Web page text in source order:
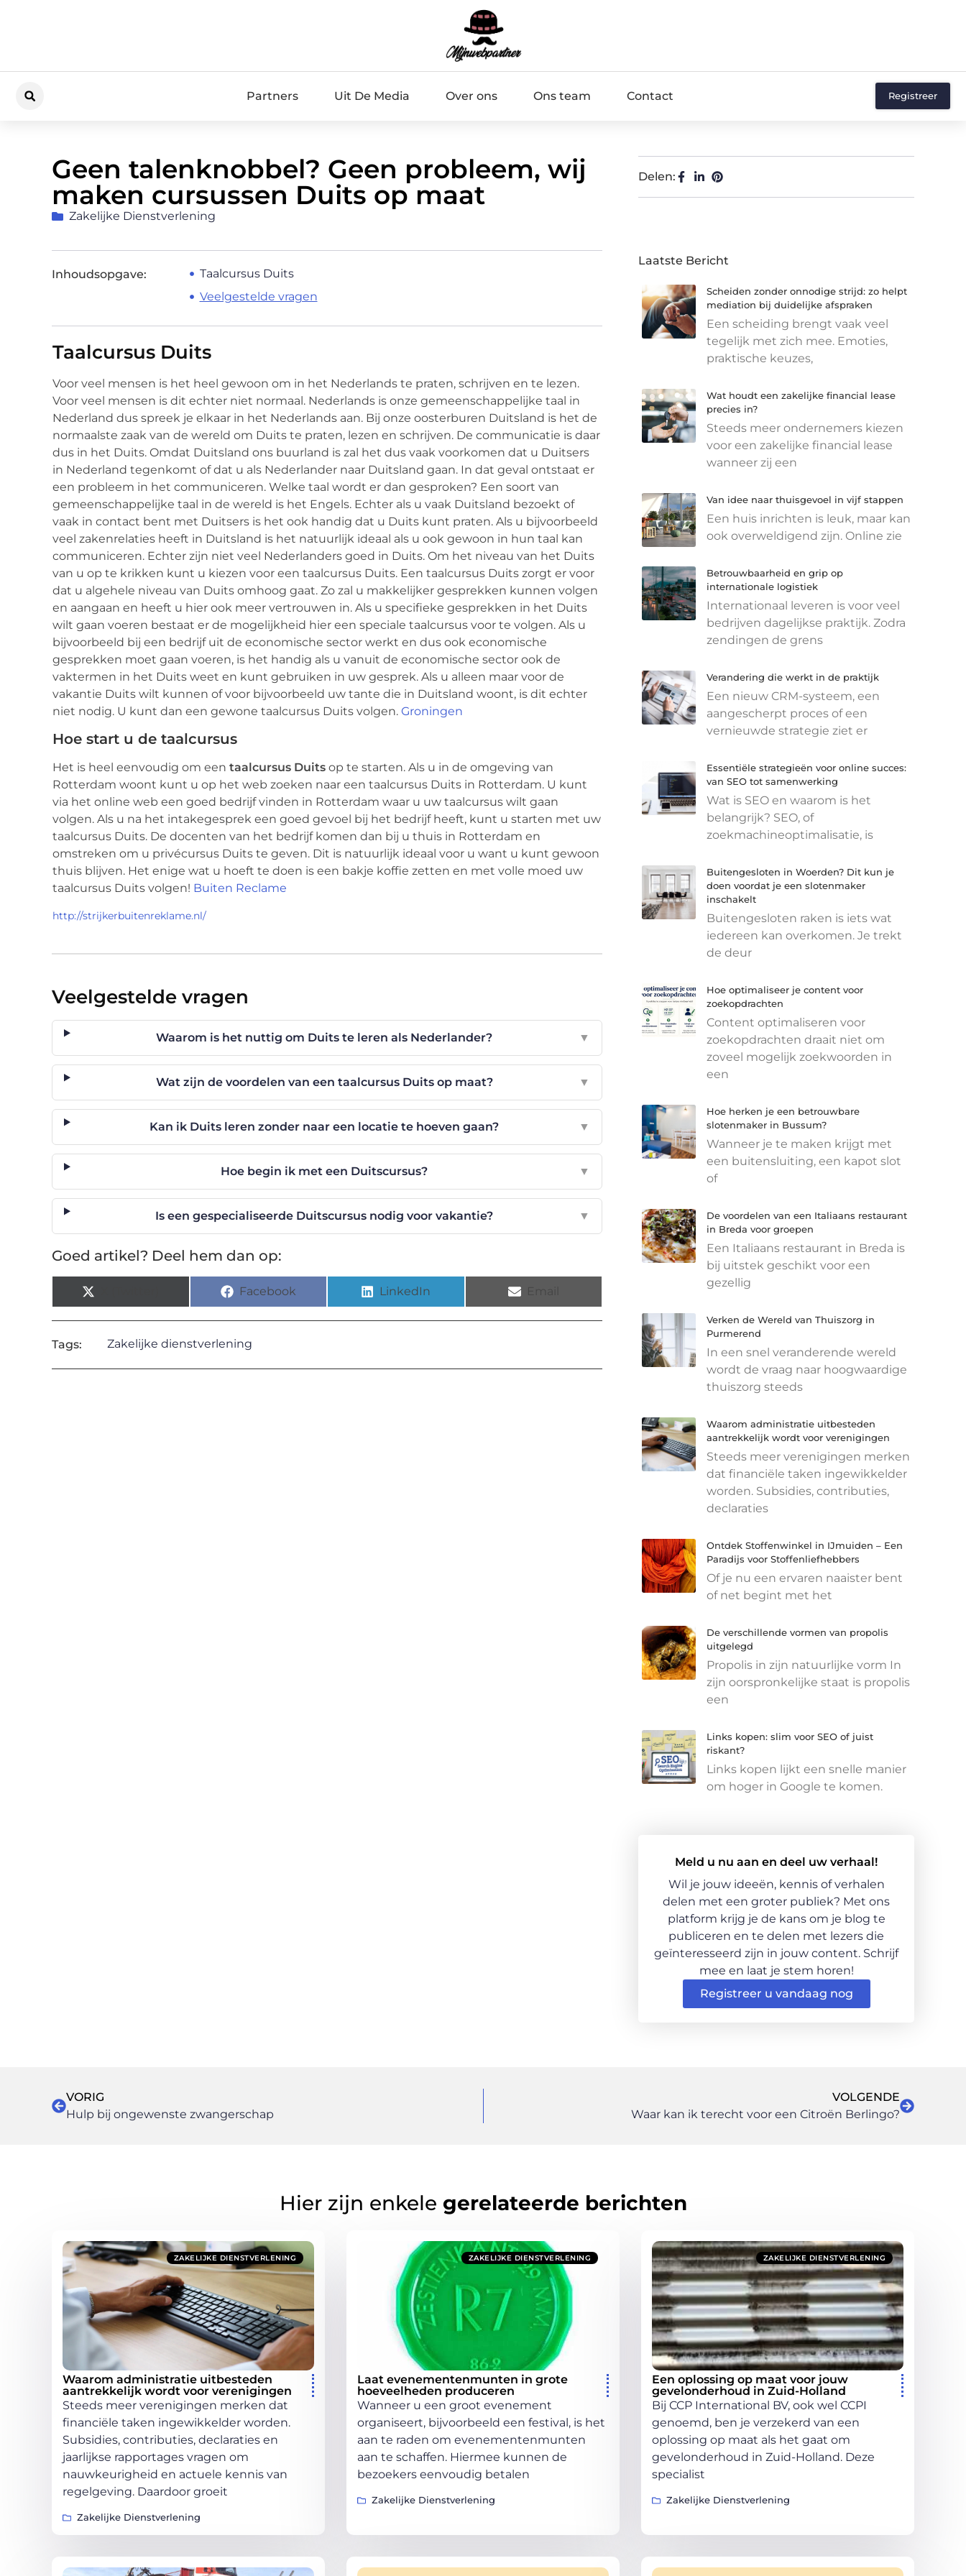
Partners Uit De Media Over ons Ons team Contact Registreer
Geen talenknobbel? Geen probleem, wij
maken cursussen Duits op maat
Zakelijke Dienstverlening
Inhoudsopgave:
Taalcursus Duits
Veelgestelde vragen
Taalcursus Duits
Voor veel mensen is het heel gewoon om in het Nederlands te praten, schrijven en te lezen.
Voor veel mensen is dit echter niet normaal. Nederlands is onze gemeenschappelijke taal in
Nederland dus spreek je elkaar in het Nederlands aan. Bij onze oosterburen Duitsland is het de
normaalste zaak van de wereld om Duits te praten, lezen en schrijven. De communicatie is daar
dus in het Duits. Omdat Duitsland ons buurland is zal het dus vaak voorkomen dat u Duitsers
in Nederland tegenkomt of dat u als Nederlander naar Duitsland gaan. In dat geval ontstaat er
een probleem in het communiceren. Welke taal wordt er dan gesproken? Een soort van
gemeenschappelijke taal in de wereld is het Engels. Echter als u vaak Duitsland bezoekt of
vaak in contact bent met Duitsers is het ook handig dat u Duits kunt praten. Als u bijvoorbeeld
veel zakenrelaties heeft in Duitsland is het natuurlijk ideaal als u ook gewoon in hun taal kan
communiceren. Echter zijn niet veel Nederlanders goed in Duits. Om het niveau van het Duits
van u op te krikken kunt u kiezen voor een taalcursus Duits. Een taalcursus Duits zorgt er voor
dat u algehele niveau van Duits omhoog gaat. Zo zal u makkelijker gesprekken kunnen volgen
en aangaan en heeft u hier ook meer vertrouwen in. Als u specifieke gesprekken in het Duits
wilt gaan voeren bestaat er de mogelijkheid hier een speciale taalcursus voor te volgen. Als u
bijvoorbeeld bij een bedrijf uit de economische sector werkt en dus ook economische
gesprekken moet gaan voeren, is het handig als u vanuit de economische sector ook de
vaktermen in het Duits weet en kunt gebruiken in uw gesprek. Als u alleen maar voor de
vakantie Duits wilt kunnen of voor bijvoorbeeld uw tante die in Duitsland woont, is dit echter
niet nodig. U kunt dan een gewone taalcursus Duits volgen. Groningen
Hoe start u de taalcursus
Het is heel eenvoudig om een taalcursus Duits op te starten. Als u in de omgeving van
Rotterdam woont kunt u op het web zoeken naar een taalcursus Duits in Rotterdam. U kunt
via het online web een goed bedrijf vinden in Rotterdam waar u uw taalcursus wilt gaan
volgen. Als u na het intakegesprek een goed gevoel bij het bedrijf heeft, kunt u starten met uw
taalcursus Duits. De docenten van het bedrijf komen dan bij u thuis in Rotterdam en
omstreken om u privécursus Duits te geven. Dit is natuurlijk ideaal voor u want u kunt gewoon
thuis blijven. Het enige wat u hoeft te doen is een bakje koffie zetten en met volle moed uw
taalcursus Duits volgen! Buiten Reclame
http://strijkerbuitenreklame.nl/
Veelgestelde vragen
Waarom is het nuttig om Duits te leren als Nederlander? ▼
Wat zijn de voordelen van een taalcursus Duits op maat? ▼
Kan ik Duits leren zonder naar een locatie te hoeven gaan? ▼
Hoe begin ik met een Duitscursus? ▼
Is een gespecialiseerde Duitscursus nodig voor vakantie? ▼
Goed artikel? Deel hem dan op:
Facebook LinkedIn
Tags: Zakelijke dienstverlening
Delen:
Laatste Bericht
Scheiden zonder onnodige strijd: zo helpt
mediation bij duidelijke afspraken
Een scheiding brengt vaak veel
tegelijk met zich mee. Emoties,
praktische keuzes,
Wat houdt een zakelijke financial lease
precies in?
Steeds meer ondernemers kiezen
voor een zakelijke financial lease
wanneer zij een
Van idee naar thuisgevoel in vijf stappen
Een huis inrichten is leuk, maar kan
ook overweldigend zijn. Online zie
Betrouwbaarheid en grip op
internationale logistiek
Internationaal leveren is voor veel
bedrijven dagelijkse praktijk. Zodra
zendingen de grens
Verandering die werkt in de praktijk
Een nieuw CRM-systeem, een
aangescherpt proces of een
vernieuwde strategie ziet er
Essentiële strategieën voor online succes:
van SEO tot samenwerking
Wat is SEO en waarom is het
belangrijk? SEO, of
zoekmachineoptimalisatie, is
Buitengesloten in Woerden? Dit kun je
doen voordat je een slotenmaker
inschakelt
Buitengesloten raken is iets wat
iedereen kan overkomen. Je trekt
de deur
Hoe optimaliseer je content voor
zoekopdrachten
Content optimaliseren voor
zoekopdrachten draait niet om
zoveel mogelijk zoekwoorden in
een
Hoe herken je een betrouwbare
slotenmaker in Bussum?
Wanneer je te maken krijgt met
een buitensluiting, een kapot slot
of
De voordelen van een Italiaans restaurant
in Breda voor groepen
Een Italiaans restaurant in Breda is
bij uitstek geschikt voor een
gezellig
Verken de Wereld van Thuiszorg in
Purmerend
In een snel veranderende wereld
wordt de vraag naar hoogwaardige
thuiszorg steeds
Waarom administratie uitbesteden
aantrekkelijk wordt voor verenigingen
Steeds meer verenigingen merken
dat financiële taken ingewikkelder
worden. Subsidies, contributies,
declaraties
Ontdek Stoffenwinkel in IJmuiden – Een
Paradijs voor Stoffenliefhebbers
Of je nu een ervaren naaister bent
of net begint met het
De verschillende vormen van propolis
uitgelegd
Propolis in zijn natuurlijke vorm In
zijn oorspronkelijke staat is propolis
een
Links kopen: slim voor SEO of juist
riskant?
Links kopen lijkt een snelle manier
om hoger in Google te komen.
Meld u nu aan en deel uw verhaal!
Wil je jouw ideeën, kennis of verhalen
delen met een groter publiek? Met ons
platform krijg je de kans om je blog te
publiceren en te delen met lezers die
geïnteresseerd zijn in jouw content. Schrijf
mee en laat je stem horen!
Registreer u vandaag nog
VORIG
Hulp bij ongewenste zwangerschap
VOLGENDE
Waar kan ik terecht voor een Citroën Berlingo?
Hier zijn enkele gerelateerde berichten
ZAKELIJKE DIENSTVERLENING
Waarom administratie uitbesteden
aantrekkelijk wordt voor verenigingen
Steeds meer verenigingen merken dat
financiële taken ingewikkelder worden.
Subsidies, contributies, declaraties en
jaarlijkse rapportages vragen om
nauwkeurigheid en actuele kennis van
regelgeving. Daardoor groeit
Zakelijke Dienstverlening
ZAKELIJKE DIENSTVERLENING
Laat evenementenmunten in grote
hoeveelheden produceren
Wanneer u een groot evenement
organiseert, bijvoorbeeld een festival, is het
aan te raden om evenementenmunten
aan te schaffen. Hiermee kunnen de
bezoekers eenvoudig betalen
Zakelijke Dienstverlening
ZAKELIJKE DIENSTVERLENING
Een oplossing op maat voor jouw
gevelonderhoud in Zuid-Holland
Bij CCP International BV, ook wel CCPI
genoemd, ben je verzekerd van een
oplossing op maat als het gaat om
gevelonderhoud in Zuid-Holland. Deze
specialist
Zakelijke Dienstverlening